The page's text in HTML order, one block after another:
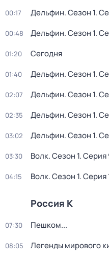
00:17 Дельфин. Сезон 1.
00:48 Дельфин. Сезон 1.
01:20 Сегодня
01:40 Дельфин. Сезон 1.
02:07 Дельфин. Сезон 1.
02:35 Дельфин. Сезон 1.
03:02 Дельфин. Сезон 1.
03:30 Волк. Сезон 1. Серия
04:15 Волк. Сезон 1. Серия
Россия К
07:30 Пешком...
08:05 Легенды мирового